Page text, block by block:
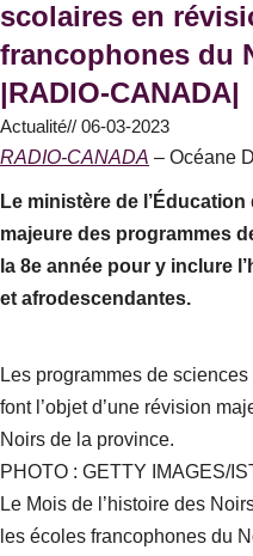
scolaires en
francophones du
|RADIO-CANADA|
Actualité// 06-03-2023
RADIO-CANADA – Océane
Le ministère de
majeure des programmes
la 8e année pour y inclure
et afrodescendantes.
Les programmes de
font l’objet d’une révision
Noirs de la province.
PHOTO : GETTY IMAGES/
Le Mois de l’histoire des
les écoles francophones du